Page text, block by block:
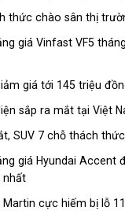
thức chào sân thị
giá Vinfast VF5
giá tới 145 triệu
sắp ra mắt tại Việt
SUV 7 chỗ thách
giá Hyundai Accent
nhất
Martin cực hiếm bị lỗ